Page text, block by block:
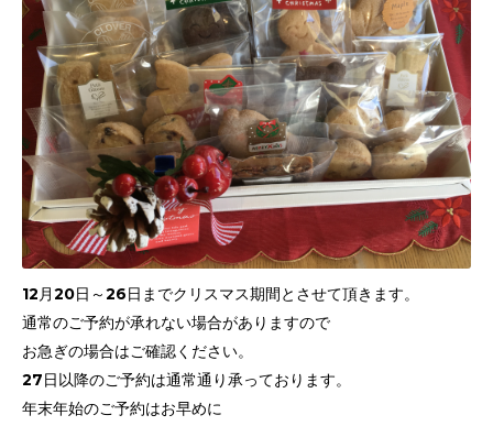
12月20日～26日までクリスマス期間とさせて頂きます。
通常のご予約が承れない場合がありますので
お急ぎの場合はご確認ください。
27日以降のご予約は通常通り承っております。
年末年始のご予約はお早めに